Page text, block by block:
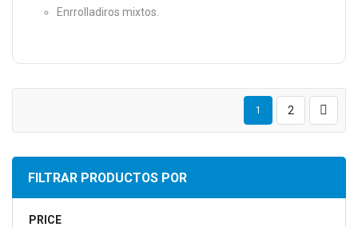
Enrrolladiros mixtos.
1 2
FILTRAR PRODUCTOS POR
PRICE